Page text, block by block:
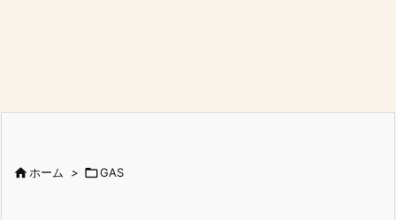
ホーム > GAS